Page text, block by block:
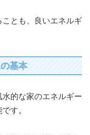
とも、良いエネルギ
基本
的な家のエネルギー
す。